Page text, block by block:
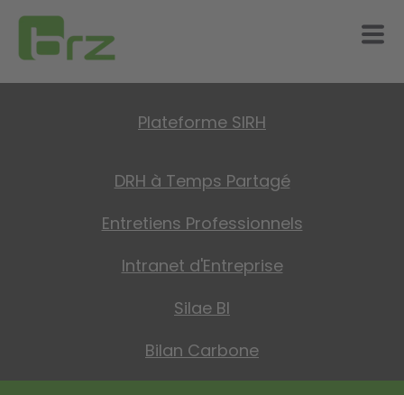
Plateforme SIRH
DRH à Temps Partagé
Entretiens Professionnels
Intranet d'Entreprise
Silae BI
Bilan Carbone